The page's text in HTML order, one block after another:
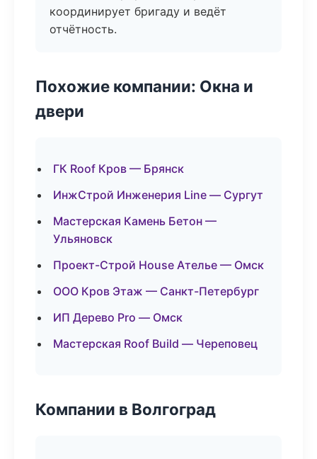
координирует бригаду и ведёт
отчётность.
Похожие компании: Окна и
двери
ГК Roof Кров — Брянск
ИнжСтрой Инженерия Line — Сургут
Мастерская Камень Бетон —
Ульяновск
Проект-Строй House Ателье — Омск
ООО Кров Этаж — Санкт-Петербург
ИП Дерево Pro — Омск
Мастерская Roof Build — Череповец
Компании в Волгоград